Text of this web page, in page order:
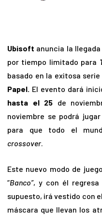
Ubisoft anuncia la
por tiempo limitado para
basado en la exitosa
Papel. El evento dará
hasta el 25 de
noviembre se podrá
para que todo el
crossover.
Este nuevo modo de
“Banco”, y con él regresa
supuesto, irá vestido con
máscara que llevan los